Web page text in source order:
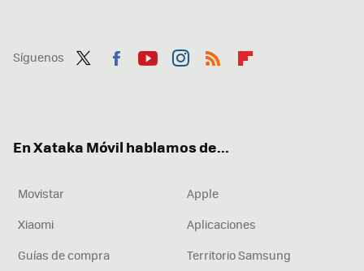
Síguenos
En Xataka Móvil hablamos de...
Movistar
Apple
Xiaomi
Aplicaciones
Guías de compra
Territorio Samsung